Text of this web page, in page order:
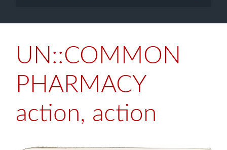
UN::COMMON
PHARMACY
action, action